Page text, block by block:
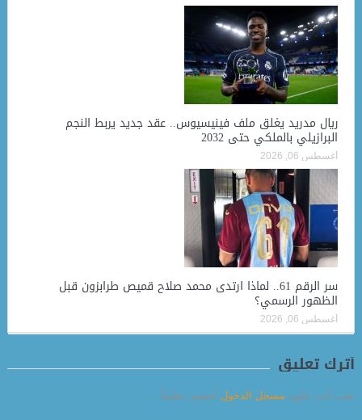
ريال مدريد يغلق ملف فينيسيوس.. عقد جديد يربط النجم
البرازيلي بالملكي حتى 2032
أغسطس 06, 2026
سر الرقم 61.. لماذا ارتدى محمد صلاح قميص طرابزون قبل
الظهور الرسمي؟
أغسطس 06, 2026
أترك تعليق
يجب أنت تكون مسجل الدخول لتضيف تعليقاً.